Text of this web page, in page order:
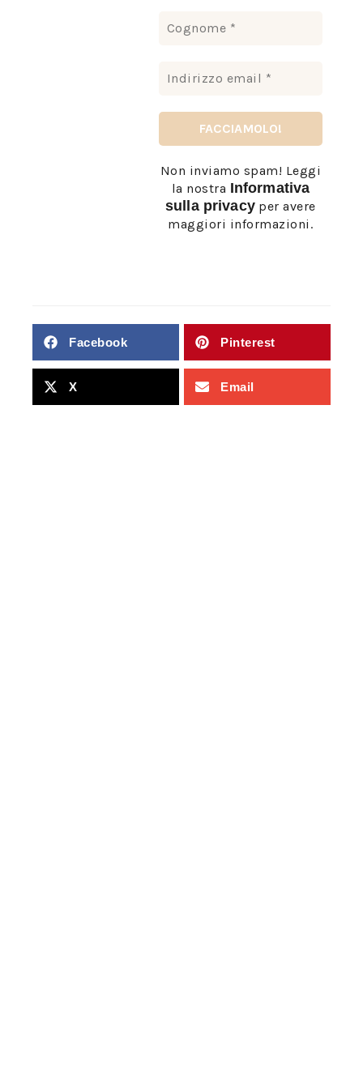
Non inviamo spam! Leggi
la nostra Informativa
sulla privacyper avere
maggiori informazioni.
Facebook Pinterest
X Email